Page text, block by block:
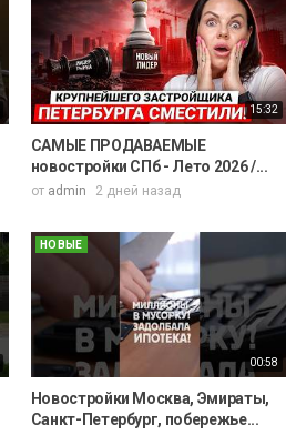
15:32
САМЫЕ ПРОДАВАЕМЫЕ
новостройки СПб - Лето 2026 /...
от admin 2 дней назад
00:58
НОВЫЕ
Новостройки Москва, Эмираты,
Санкт-Петербург, побережье...